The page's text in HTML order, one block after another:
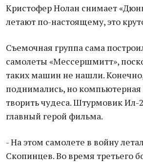
Кристофер Нолан снимает
летают по-настоящему, это
Съемочная группа сама
самолеты «Мессершмитт»,
таких машин не нашли.
поднимались, но компьютерная
творить чудеса. Штурмовик
главный герой фильма.
- На этом самолете в войну
Скопинцев. Во время третьего